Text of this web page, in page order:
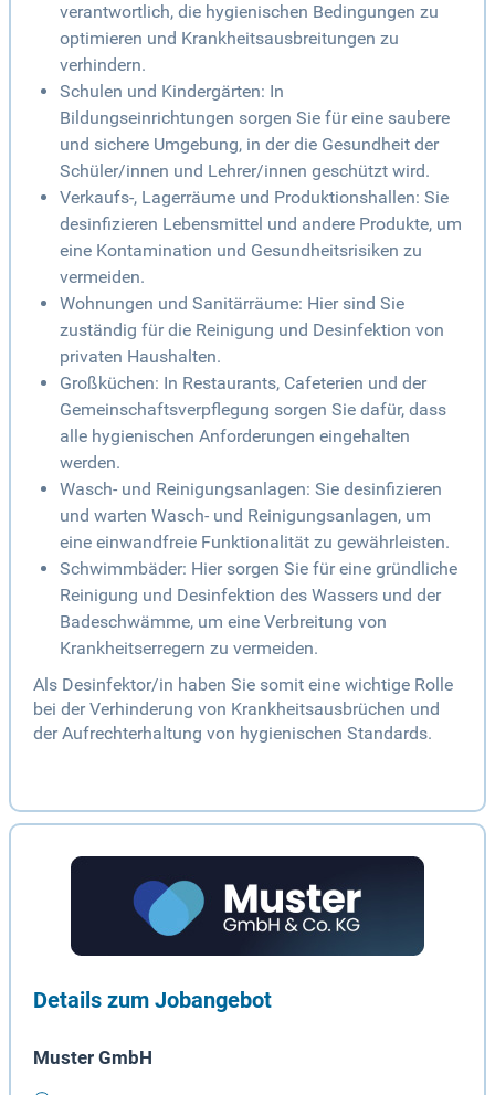
verantwortlich, die hygienischen Bedingungen zu
optimieren und Krankheitsausbreitungen zu
verhindern.
Schulen und Kindergärten: In
Bildungseinrichtungen sorgen Sie für eine saubere
und sichere Umgebung, in der die Gesundheit der
Schüler/innen und Lehrer/innen geschützt wird.
Verkaufs-, Lagerräume und Produktionshallen: Sie
desinfizieren Lebensmittel und andere Produkte, um
eine Kontamination und Gesundheitsrisiken zu
vermeiden.
Wohnungen und Sanitärräume: Hier sind Sie
zuständig für die Reinigung und Desinfektion von
privaten Haushalten.
Großküchen: In Restaurants, Cafeterien und der
Gemeinschaftsverpflegung sorgen Sie dafür, dass
alle hygienischen Anforderungen eingehalten
werden.
Wasch- und Reinigungsanlagen: Sie desinfizieren
und warten Wasch- und Reinigungsanlagen, um
eine einwandfreie Funktionalität zu gewährleisten.
Schwimmbäder: Hier sorgen Sie für eine gründliche
Reinigung und Desinfektion des Wassers und der
Badeschwämme, um eine Verbreitung von
Krankheitserregern zu vermeiden.
Als Desinfektor/in haben Sie somit eine wichtige Rolle
bei der Verhinderung von Krankheitsausbrüchen und
der Aufrechterhaltung von hygienischen Standards.
Details zum Jobangebot
Muster GmbH